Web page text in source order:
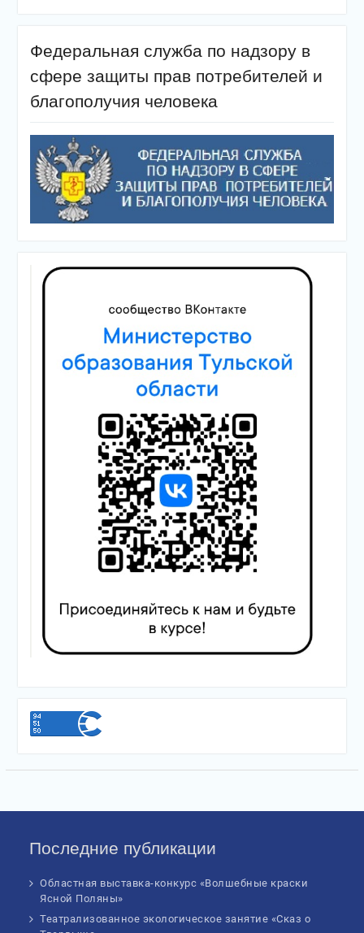
Федеральная служба по надзору в
сфере защиты прав потребителей и
благополучия человека
Последние публикации
Областная выставка-конкурс «Волшебные краски
Ясной Поляны»
Театрализованное экологическое занятие «Сказ о